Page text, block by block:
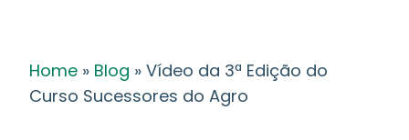
Home » Blog »Vídeo da 3ª Edição do
Curso Sucessores do Agro